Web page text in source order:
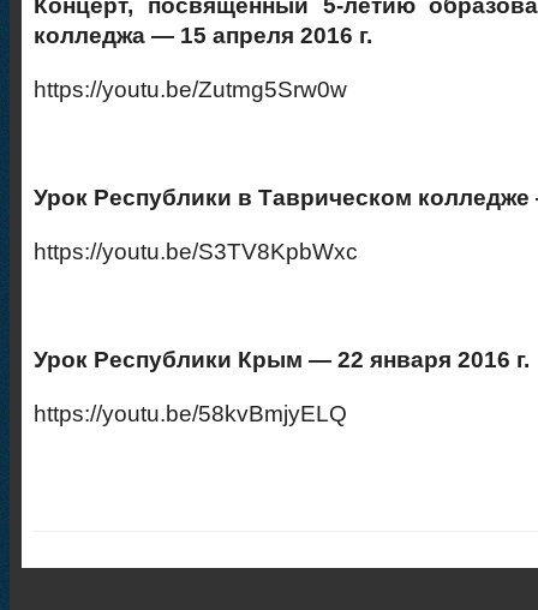
колледжа — 15 апреля 2016 г.
https://youtu.be/Zutmg5Srw0w
Урок Республики в Таврическом колледже
https://youtu.be/S3TV8KpbWxc
Урок Республики Крым — 22 января 2016 г.
https://youtu.be/58kvBmjyELQ